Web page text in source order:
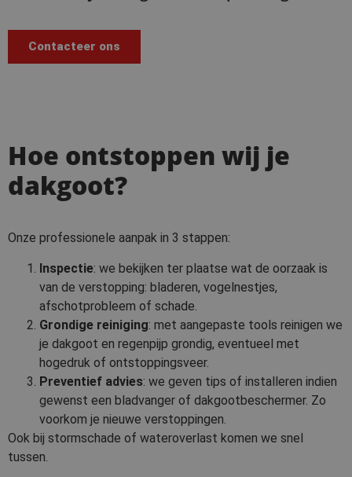
Contacteer ons
Hoe ontstoppen wij je
dakgoot?
Onze professionele aanpak in 3 stappen:
Inspectie: we bekijken ter plaatse wat de oorzaak is
van de verstopping: bladeren, vogelnestjes,
afschotprobleem of schade.
Grondige reiniging: met aangepaste tools reinigen we
je dakgoot en regenpijp grondig, eventueel met
hogedruk of ontstoppingsveer.
Preventief advies: we geven tips of installeren indien
gewenst een bladvanger of dakgootbeschermer. Zo
voorkom je nieuwe verstoppingen.
Ook bij stormschade of wateroverlast komen we snel
tussen.